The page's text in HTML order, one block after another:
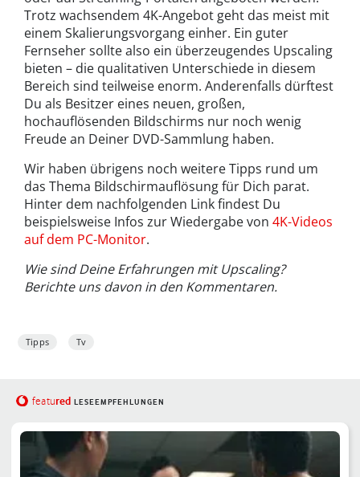
Trotz wachsendem 4K-Angebot geht das meist mit
einem Skalierungsvorgang einher. Ein guter
Fernseher sollte also ein überzeugendes Upscaling
bieten – die qualitativen Unterschiede in diesem
Bereich sind teilweise enorm. Anderenfalls dürftest
Du als Besitzer eines neuen, großen,
hochauflösenden Bildschirms nur noch wenig
Freude an Deiner DVD-Sammlung haben.
Wir haben übrigens noch weitere Tipps rund um
das Thema Bildschirmauflösung für Dich parat.
Hinter dem nachfolgenden Link findest Du
beispielsweise Infos zur Wiedergabe von 4K-Videos
auf dem PC-Monitor.
Wie sind Deine Erfahrungen mit Upscaling?
Berichte uns davon in den Kommentaren.
Tipps Tv
featured LESEEMPFEHLUNGEN